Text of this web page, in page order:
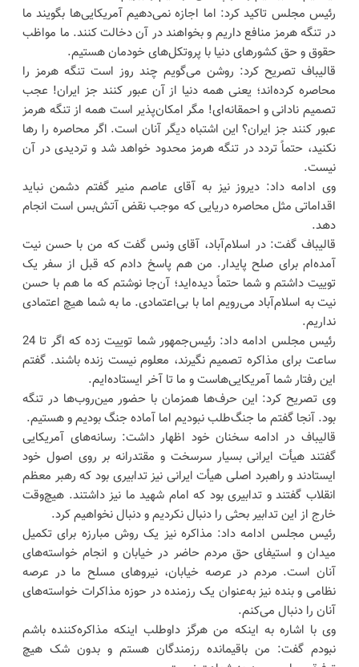
رئیس مجلس تاکید کرد: اما اجازه نمی‌دهیم آمریکایی‌ها بگویند ما
در تنگه هرمز منافع داریم و بخواهند در آن دخالت کنند. ما مواظب
حقوق و حق کشورهای دنیا با پروتکل‌های خودمان هستیم.
قالیباف تصریح کرد: روشن می‌گویم چند روز است تنگه هرمز را
محاصره کرده‌اند؛ یعنی همه دنیا از آن عبور کنند جز ایران! عجب
تصمیم نادانی و احمقانه‌ای! مگر امکان‌پذیر است همه از تنگه هرمز
عبور کنند جز ایران؟ این اشتباه دیگر آنان است. اگر محاصره را رها
نکنید، حتماً تردد در تنگه هرمز محدود خواهد شد و تردیدی در آن
نیست.
وی ادامه داد: دیروز نیز به آقای عاصم منیر گفتم دشمن نباید
اقداماتی مثل محاصره دریایی که موجب نقض آتش‌بس است انجام
دهد.
قالیباف گفت: در اسلام‌آباد، آقای ونس گفت که من با حسن نیت
آمده‌ام برای صلح پایدار. من هم پاسخ دادم که قبل از سفر یک
توییت داشتم و شما حتماً دیده‌اید؛ آن‌جا نوشتم که ما هم با حسن
نیت به اسلام‌آباد می‌رویم اما با بی‌اعتمادی. ما به شما هیچ اعتمادی
نداریم.
رئیس مجلس ادامه داد: رئیس‌جمهور شما توییت زده که اگر تا 24
ساعت برای مذاکره تصمیم نگیرند، معلوم نیست زنده باشند. گفتم
این رفتار شما آمریکایی‌هاست و ما تا آخر ایستاده‌ایم.
وی تصریح کرد: این حرف‌ها همزمان با حضور مین‌روب‌ها در تنگه
بود. آنجا گفتم ما جنگ‌طلب نبودیم اما آماده جنگ بودیم و هستیم.
قالیباف در ادامه سخنان خود اظهار داشت: رسانه‌های آمریکایی
گفتند هیأت ایرانی بسیار سرسخت و مقتدرانه بر روی اصول خود
ایستادند و راهبرد اصلی هیأت ایرانی نیز تدابیری بود که رهبر معظم
انقلاب گفتند و تدابیری بود که امام شهید ما نیز داشتند. هیچ‌وقت
خارج از این تدابیر بحثی را دنبال نکردیم و دنبال نخواهیم کرد.
رئیس مجلس ادامه داد: مذاکره نیز یک روش مبارزه برای تکمیل
میدان و استیفای حق مردم حاضر در خیابان و انجام خواسته‌های
آنان است. مردم در عرصه خیابان، نیروهای مسلح ما در عرصه
نظامی و بنده نیز به‌عنوان یک رزمنده در حوزه مذاکرات خواسته‌های
آنان را دنبال می‌کنم.
وی با اشاره به اینکه من هرگز داوطلب اینکه مذاکره‌کننده باشم
نبودم گفت: من باقیمانده رزمندگان هستم و بدون شک هیچ